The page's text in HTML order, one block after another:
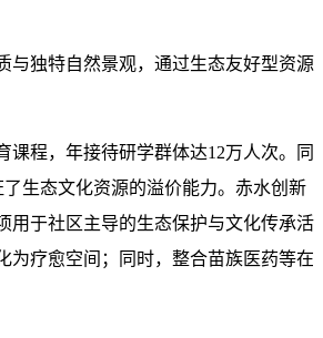
与独特自然景观，通过生态友好型资源
程，年接待研学群体达12万人次。同
生态文化资源的溢价能力。赤水创新
用于社区主导的生态保护与文化传承活
为疗愈空间；同时，整合苗族医药等在